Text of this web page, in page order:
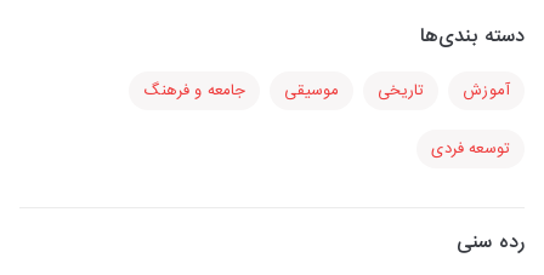
دسته بندی‌ها
آموزش تاریخی موسیقی جامعه و فرهنگ
توسعه فردی
رده سنی